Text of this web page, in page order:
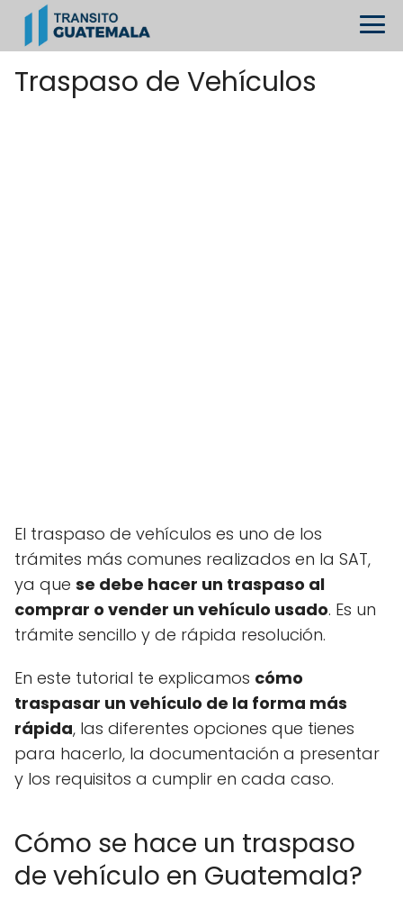
Traspaso de Vehículos
El traspaso de vehículos es uno de los
trámites más comunes realizados en la SAT,
ya que se debe hacer un traspaso al
comprar o vender un vehículo usado. Es un
trámite sencillo y de rápida resolución.
En este tutorial te explicamos cómo
traspasar un vehículo de la forma más
rápida, las diferentes opciones que tienes
para hacerlo, la documentación a presentar
y los requisitos a cumplir en cada caso.
Cómo se hace un traspaso
de vehículo en Guatemala?